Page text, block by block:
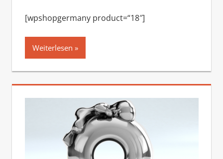
[wpshopgermany product=“18″]
Weiterlesen